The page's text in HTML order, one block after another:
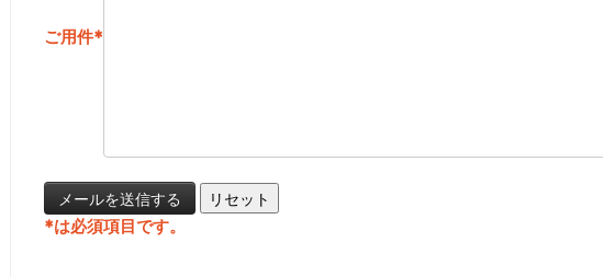
ご用件*
*は必須項目です。